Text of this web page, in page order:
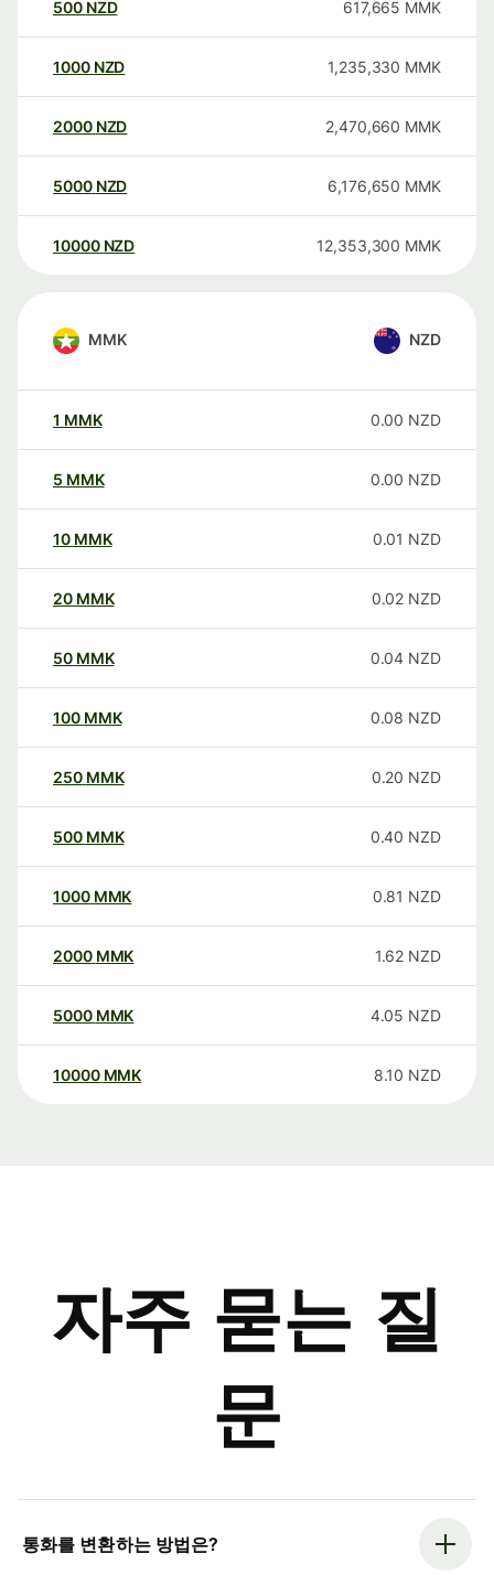
500 NZD 617,665 MMK
1000 NZD 1,235,330 MMK
2000 NZD 2,470,660 MMK
5000 NZD 6,176,650 MMK
10000 NZD 12,353,300 MMK
MMK NZD
1 MMK 0.00 NZD
5 MMK 0.00 NZD
10 MMK 0.01 NZD
20 MMK 0.02 NZD
50 MMK 0.04 NZD
100 MMK 0.08 NZD
250 MMK 0.20 NZD
500 MMK 0.40 NZD
1000 MMK 0.81 NZD
2000 MMK 1.62 NZD
5000 MMK 4.05 NZD
10000 MMK 8.10 NZD
자주 묻는 질
문
통화를 변환하는 방법은?